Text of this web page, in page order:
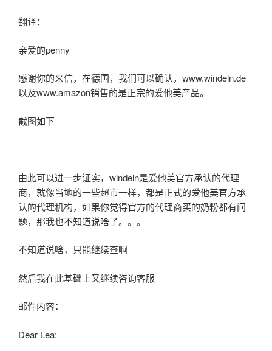
翻译：
亲爱的penny
感谢你的来信，在德国，我们可以确认，www.windeln.de
以及www.amazon销售的是正宗的爱他美产品。
截图如下
由此可以进一步证实，windeln是爱他美官方承认的代理
商，就像当地的一些超市一样，都是正式的爱他美官方承
认的代理机构，如果你觉得官方的代理商买的奶粉都有问
题，那我也不知道说啥了。。。
不知道说啥，只能继续查啊
然后我在此基础上又继续咨询客服
邮件内容：
Dear Lea: